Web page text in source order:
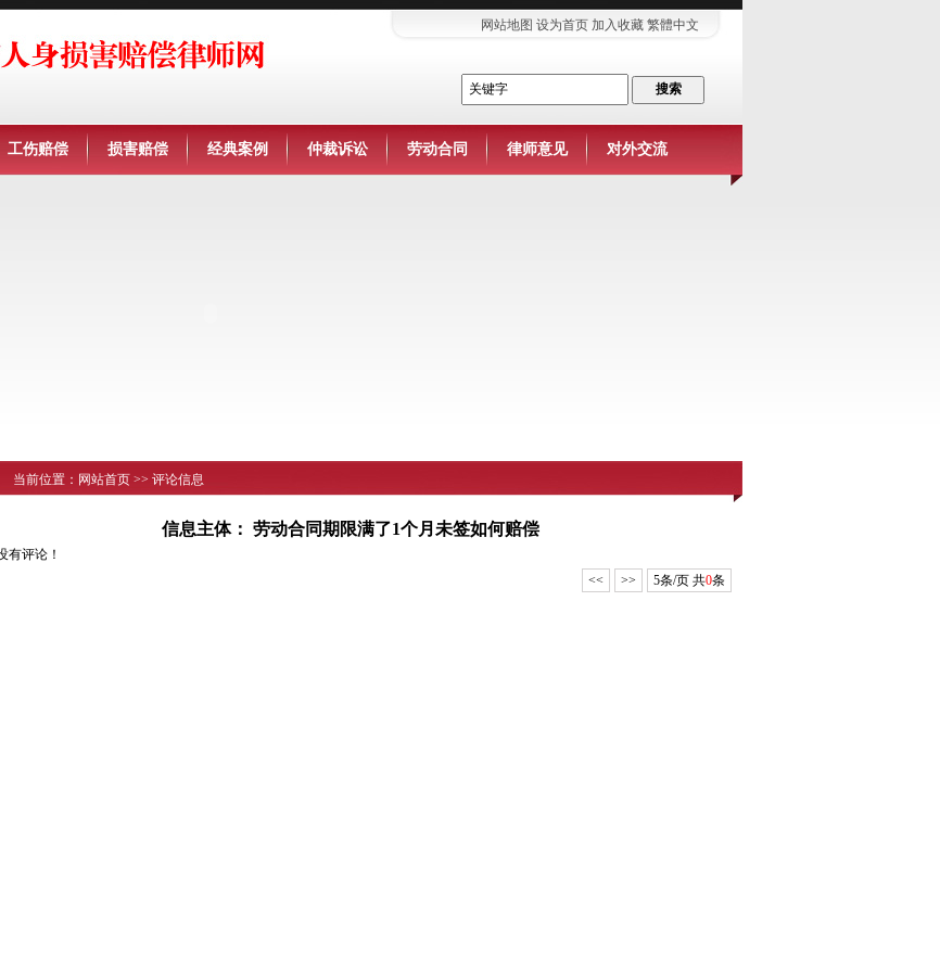
网站地图 设为首页 加入收藏 繁體中文
工伤赔偿 损害赔偿 经典案例 仲裁诉讼 劳动合同 律师意见 对外交流
当前位置： 网站首页 >> 评论信息
信息主体： 劳动合同期限满了1个月未签如何赔偿
有评论！
<<
>> 5条/页 共0条